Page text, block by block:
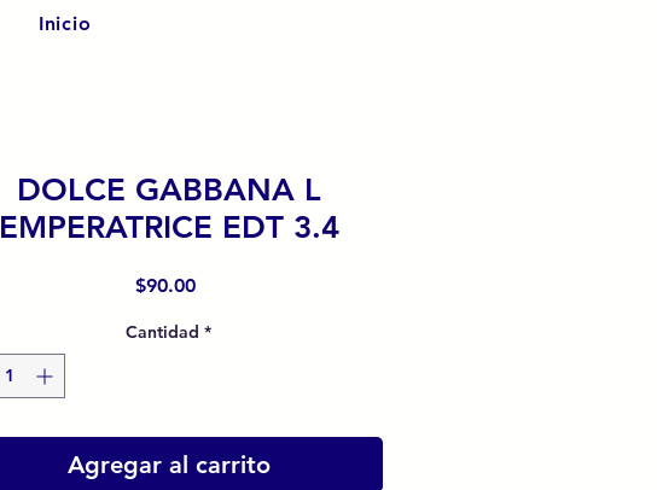
DOLCE GABBANA L
EMPERATRICE EDT 3.4
$90.00Precio
Cantidad *
Agregar al carrito
Inicio